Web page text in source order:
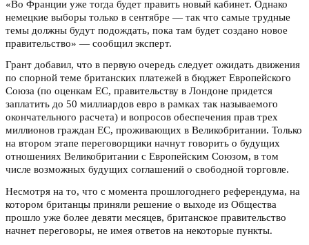
«Во Франции уже тогда будет править новый кабинет. Однако
немецкие выборы только в сентябре — так что самые трудные
темы должны будут подождать, пока там будет создано новое
правительство» — сообщил эксперт.
Грант добавил, что в первую очередь следует ожидать движения
по спорной теме британских платежей в бюджет Европейского
Союза (по оценкам ЕС, правительству в Лондоне придется
заплатить до 50 миллиардов евро в рамках так называемого
окончательного расчета) и вопросов обеспечения прав трех
миллионов граждан ЕС, проживающих в Великобритании. Только
на втором этапе переговорщики начнут говорить о будущих
отношениях Великобритании с Европейским Союзом, в том
числе возможных будущих соглашений о свободной торговле.
Несмотря на то, что с момента прошлогоднего референдума, на
котором британцы приняли решение о выходе из Общества
прошло уже более девяти месяцев, британское правительство
начнет переговоры, не имея ответов на некоторые пункты.